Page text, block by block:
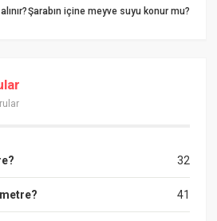
Şarabın içine meyve suyu konur mu?
32
41